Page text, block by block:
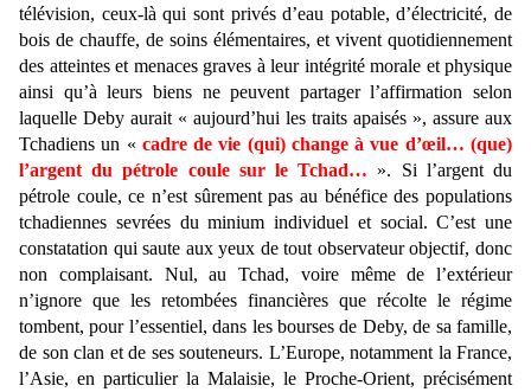
télévision, ceux-là qui sont privés d’eau potable, d’électricité, de
bois de chauffe, de soins élémentaires, et vivent quotidiennement
des atteintes et menaces graves à leur intégrité morale et physique
ainsi qu’à leurs biens ne peuvent partager l’affirmation selon
laquelle Deby aurait « aujourd’hui les traits apaisés », assure aux
Tchadiens un « cadre de vie (qui) change à vue d’œil… (que)
l’argent du pétrole coule sur le Tchad… ». Si l’argent du
pétrole coule, ce n’est sûrement pas au bénéfice des populations
tchadiennes sevrées du minium individuel et social. C’est une
constatation qui saute aux yeux de tout observateur objectif, donc
non complaisant. Nul, au Tchad, voire même de l’extérieur
n’ignore que les retombées financières que récolte le régime
tombent, pour l’essentiel, dans les bourses de Deby, de sa famille,
de son clan et de ses souteneurs. L’Europe, notamment la France,
l’Asie, en particulier la Malaisie, le Proche-Orient, précisément